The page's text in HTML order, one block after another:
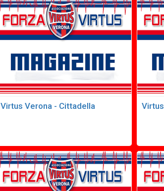
Virtus Verona - Cittadella